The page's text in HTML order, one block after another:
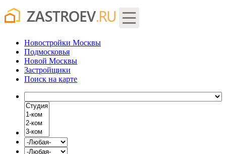
Новостройки Москвы
Подмосковья
Новой Москвы
Застройщики
Поиск на карте